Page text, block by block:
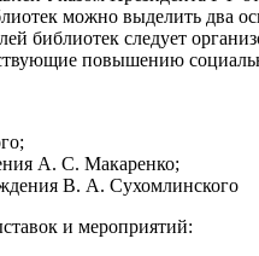
можно выделить два
библиотек следует
повышению
А. С. Макаренко;
В. А. Сухомлинского
и мероприятий: